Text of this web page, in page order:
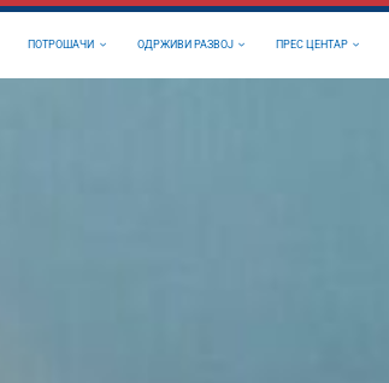
ПОТРОШАЧИ ОДРЖИВИ РАЗВОЈ ПРЕС ЦЕНТАР